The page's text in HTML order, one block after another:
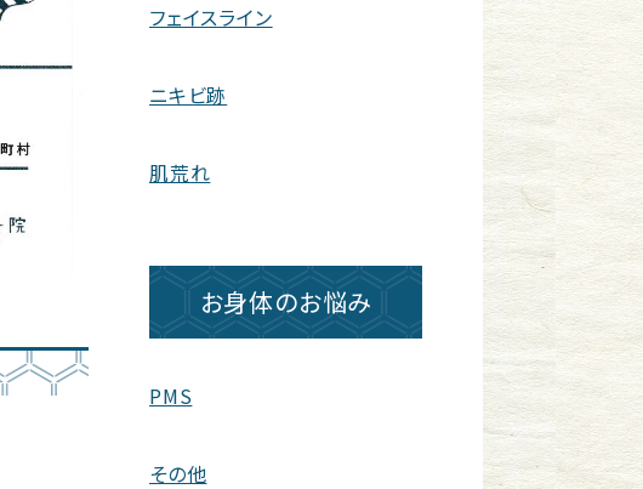
フェイスライン
ニキビ跡
肌荒れ
お身体のお悩み
PMS
その他